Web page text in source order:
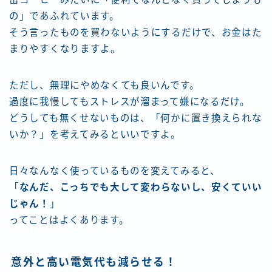
の」であふれています。
そう言ったものを買わないようにするだけで、お金はた
まりやすくなりますよ。
ただし、無理にやめなくても良いんです。
過度に我慢してもストレスが溜まって嫌になるだけ。
どうしても無くせないものは、「何かに置き換えられな
いか？」を考えてみるといいですよ。
日々なんなく使っているものを変えてみると、
「 なんだ、こっちでも大して変わらないし、安くていい
じゃん！
」
ってことはよくあります。
意外と高い電気代も減らせる！